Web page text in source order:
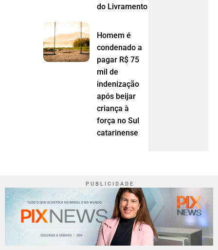
do Livramento (MT)
Homem é
condenado a
pagar R$ 75
mil de
indenização
após beijar
criança à
força no Sul
catarinense
P U B L I C I D A D E